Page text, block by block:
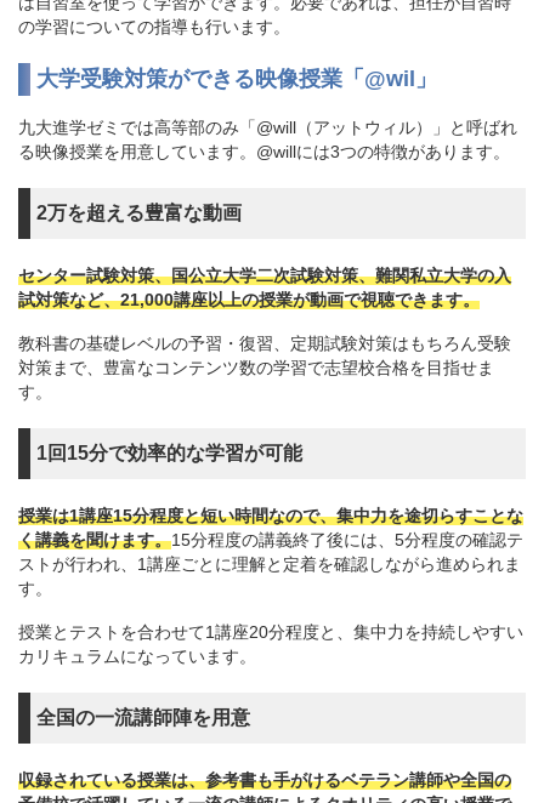
の学習についての指導も行います。
大学受験対策ができる映像授業「@wil」
九大進学ゼミでは高等部のみ「@will（アットウィル）」と呼ばれ
る映像授業を用意しています。@willには3つの特徴があります。
2万を超える豊富な動画
センター試験対策、国公立大学二次試験対策、難関私立大学の入
試対策など、21,000講座以上の授業が動画で視聴できます。
教科書の基礎レベルの予習・復習、定期試験対策はもちろん受験
対策まで、豊富なコンテンツ数の学習で志望校合格を目指せま
す。
1回15分で効率的な学習が可能
授業は1講座15分程度と短い時間なので、集中力を途切らすことな
く講義を聞けます。15分程度の講義終了後には、5分程度の確認テ
ストが行われ、1講座ごとに理解と定着を確認しながら進められま
す。
授業とテストを合わせて1講座20分程度と、集中力を持続しやすい
カリキュラムになっています。
全国の一流講師陣を用意
収録されている授業は、参考書も手がけるベテラン講師や全国の